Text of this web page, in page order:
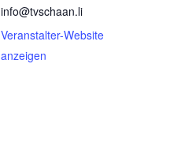
info@tvschaan.li
Veranstalter-Website
anzeigen